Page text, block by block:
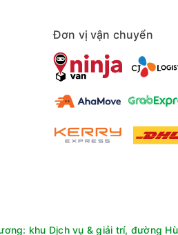
người dùng không cần canh
Đơn vị vận chuyển
khu Dịch vụ & giải trí, đường